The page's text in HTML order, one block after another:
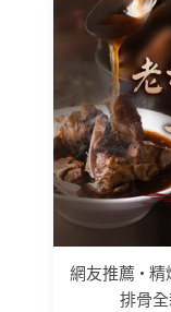
網友推薦 •
排骨